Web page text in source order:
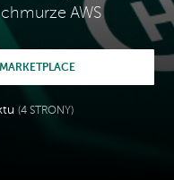
AWS
(4 STRONY)